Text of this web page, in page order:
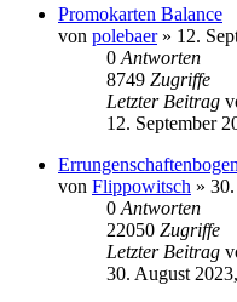
Promokarten Balance
von polebaer» 12.
0 Antworten
8749 Zugriffe
Letzter Beitrag
12. September
von Flippowitsch »
0 Antworten
22050 Zugriffe
Letzter Beitrag
30. August